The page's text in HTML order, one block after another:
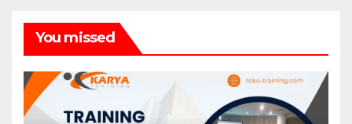
You missed